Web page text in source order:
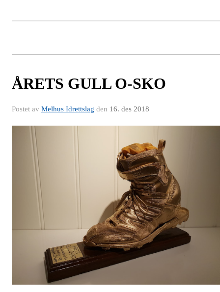
ÅRETS GULL O-SKO
Postet av Melhus Idrettslag den 16. des 2018